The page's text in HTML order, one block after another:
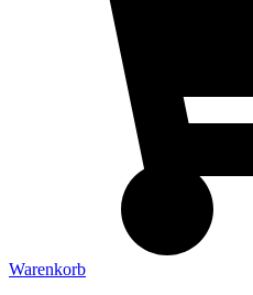
Warenkorb